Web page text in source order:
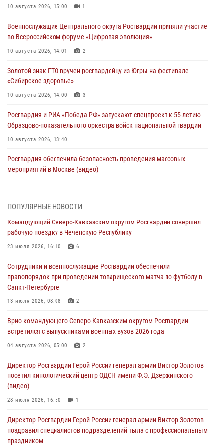
10 августа 2026, 15:00 1
Военнослужащие Центрального округа Росгвардии приняли участие
во Всероссийском форуме «Цифровая эволюция»
10 августа 2026, 14:01 2
Золотой знак ГТО вручен росгвардейцу из Югры на фестивале
«Сибирское здоровье»
10 августа 2026, 14:00 3
Росгвардия и РИА «Победа РФ» запускают спецпроект к 55-летию
Образцово-показательного оркестра войск национальной гвардии
10 августа 2026, 13:40
Росгвардия обеспечила безопасность проведения массовых
мероприятий в Москве (видео)
В Кировской области состоялось открытие мемориальной доски в
10 августа 2026, 13:00
В Югре росгвардейцы приняли участие в памятном мероприятии,
10 августа 2026, 13:00
В Ленобласти сотрудники Росгвардии и полиции задержали
разыскиваемого опасного рецидивиста, подозреваемого в
10 августа 2026, 12:38 1
Сотрудники Росгвардии провели оперативно-профилактическое
10 августа 2026, 12:00
ПОПУЛЯРНЫЕ НОВОСТИ
Командующий Северо-Кавказским округом Росгвардии совершил
рабочую поездку в Чеченскую Республику
23 июля 2026, 16:10 6
Сотрудники и военнослужащие Росгвардии обеспечили
правопорядок при проведении товарищеского матча по футболу в
Санкт-Петербурге
13 июля 2026, 08:08 2
Врио командующего Северо-Кавказским округом Росгвардии
встретился с выпускниками военных вузов 2026 года
04 августа 2026, 05:00 2
Директор Росгвардии Герой России генерал армии Виктор Золотов
посетил кинологический центр ОДОН имени Ф.Э. Дзержинского
(видео)
28 июля 2026, 16:50 1
Директор Росгвардии Герой России генерал армии Виктор Золотов
поздравил специалистов подразделений тыла с профессиональным
праздником